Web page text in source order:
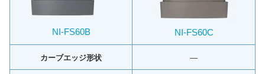
NI-FS60B NI-FS60C
カーブエッジ形状 —